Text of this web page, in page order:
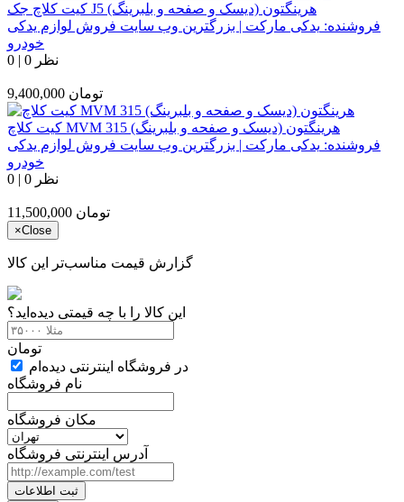
کیت کلاچ جک J5 هرینگتون (دیسک و صفحه و بلبرینگ)
فروشنده: یدکی مارکت | بزرگترین وب سایت فروش لوازم یدکی
خودرو
0 | 0 نظر
9,400,000 تومان
کیت کلاچ MVM 315 هرینگتون (دیسک و صفحه و بلبرینگ)
فروشنده: یدکی مارکت | بزرگترین وب سایت فروش لوازم یدکی
خودرو
0 | 0 نظر
11,500,000 تومان
×Close
گزارش قیمت مناسب‌تر این کالا
این کالا را با چه قیمتی دیده‌اید؟
تومان
در فروشگاه اینترنتی دیده‌ام
نام فروشگاه
مکان فروشگاه
آدرس اینترنتی فروشگاه
ثبت اطلاعات